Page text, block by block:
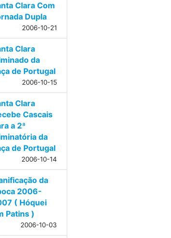
Clara Com
Dupla
2006-10-21
Clara
da
de Portugal
2006-10-15
Clara
Cascais
a 2ª
da
de Portugal
2006-10-14
da
2006-
( Hóquei
Patins )
2006-10-03